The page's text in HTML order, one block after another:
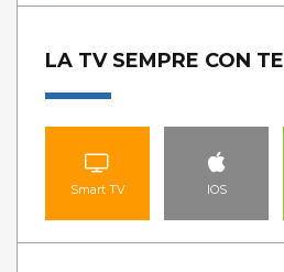
LA TV SEMPRE CON TE
Smart TV IOS